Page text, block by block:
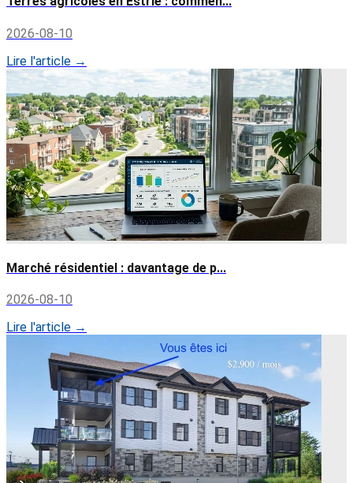
2026-08-10
Lire l'article →
Marché résidentiel : davantage de p...
2026-08-10
Lire l'article →